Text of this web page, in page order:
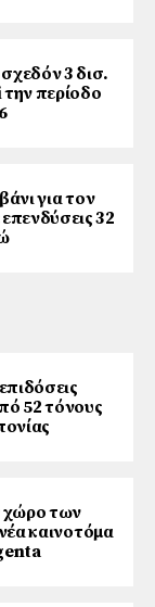
3 δισ.
περίοδο
για τον
32
52 τόνους
των
καινοτόμα